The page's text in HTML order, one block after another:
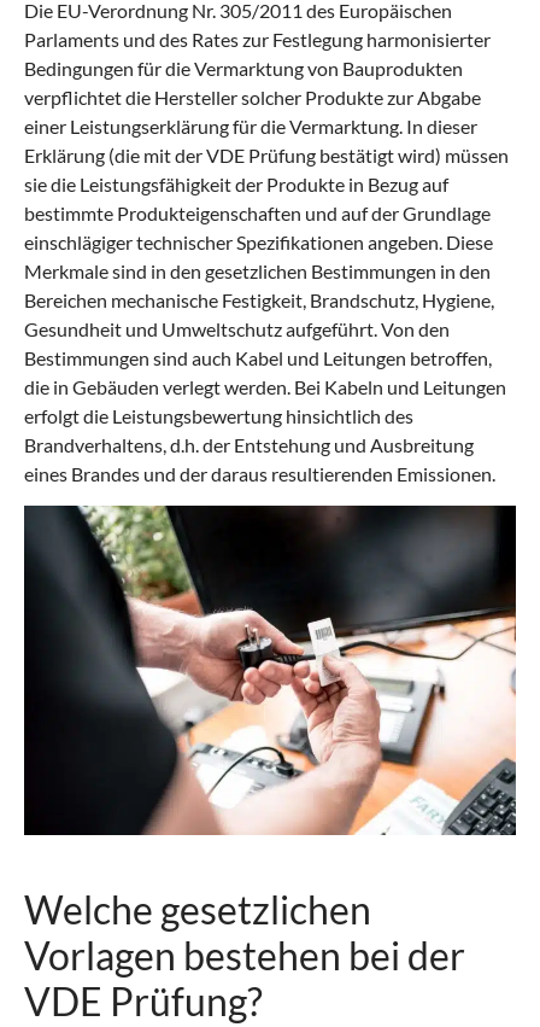
Die EU-Verordnung Nr. 305/2011 des Europäischen
Parlaments und des Rates zur Festlegung harmonisierter
Bedingungen für die Vermarktung von Bauprodukten
verpflichtet die Hersteller solcher Produkte zur Abgabe
einer Leistungserklärung für die Vermarktung. In dieser
Erklärung (die mit der VDE Prüfung bestätigt wird) müssen
sie die Leistungsfähigkeit der Produkte in Bezug auf
bestimmte Produkteigenschaften und auf der Grundlage
einschlägiger technischer Spezifikationen angeben. Diese
Merkmale sind in den gesetzlichen Bestimmungen in den
Bereichen mechanische Festigkeit, Brandschutz, Hygiene,
Gesundheit und Umweltschutz aufgeführt. Von den
Bestimmungen sind auch Kabel und Leitungen betroffen,
die in Gebäuden verlegt werden. Bei Kabeln und Leitungen
erfolgt die Leistungsbewertung hinsichtlich des
Brandverhaltens, d.h. der Entstehung und Ausbreitung
eines Brandes und der daraus resultierenden Emissionen.
Welche gesetzlichen
Vorlagen bestehen bei der
VDE Prüfung?